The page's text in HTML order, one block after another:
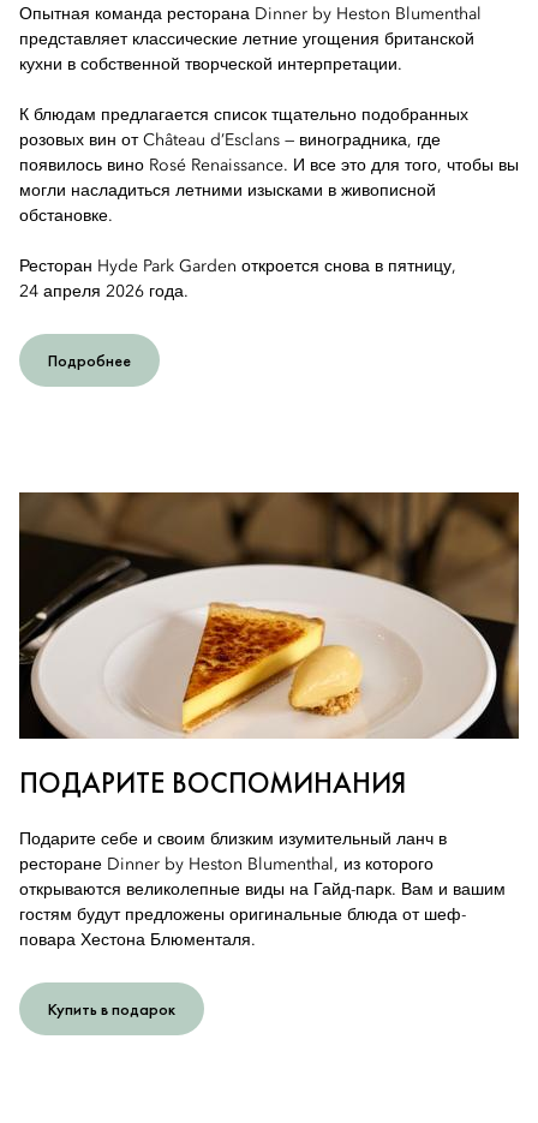
Опытная команда ресторана Dinner by Heston Blumenthal
представляет классические летние угощения британской
кухни в собственной творческой интерпретации.
К блюдам предлагается список тщательно подобранных
розовых вин от Château d’Esclans — виноградника, где
появилось вино Rosé Renaissance. И все это для того, чтобы вы
могли насладиться летними изысками в живописной
обстановке.
Ресторан Hyde Park Garden откроется снова в пятницу,
24 апреля 2026 года.
Подробнее
ПОДАРИТЕ ВОСПОМИНАНИЯ
Подарите себе и своим близким изумительный ланч в
ресторане Dinner by Heston Blumenthal, из которого
открываются великолепные виды на Гайд-парк. Вам и вашим
гостям будут предложены оригинальные блюда от шеф-
повара Хестона Блюменталя.
Купить в подарок